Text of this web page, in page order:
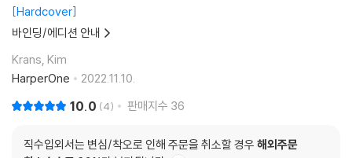
Hardcover
바인딩/에디션 안내
Krans, Kim
HarperOne
2022.11.10.
10.0 4 판매지수 36
직수입외서는 변심/착오로 인해 주문을 취소할 경우 해외주문